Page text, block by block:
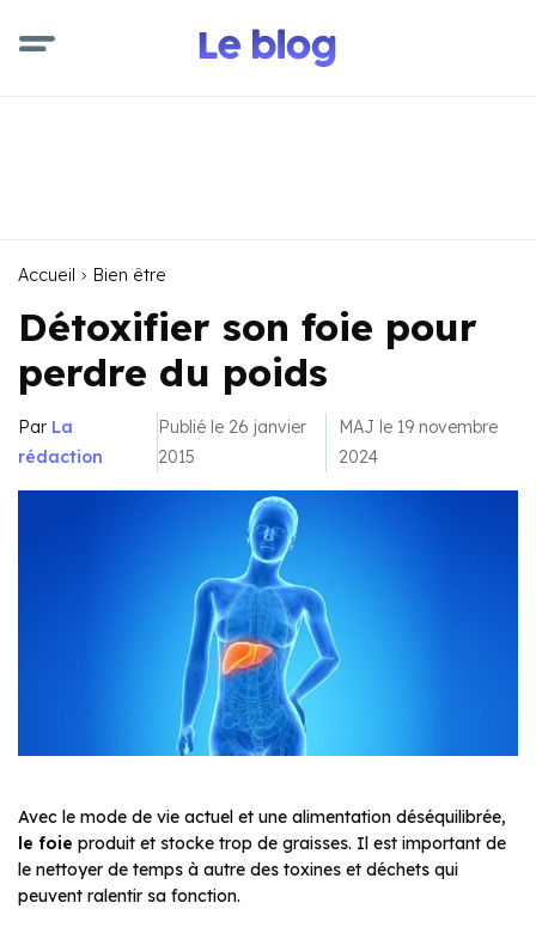
Accueil Bien être
Détoxifier son foie pour
perdre du poids
Par La
rédaction
Publié le 26 janvier
2015
MAJ le 19 novembre
2024
Avec le mode de vie actuel et une alimentation déséquilibrée,
le foie produit et stocke trop de graisses. Il est important de
le nettoyer de temps à autre des toxines et déchets qui
peuvent ralentir sa fonction.